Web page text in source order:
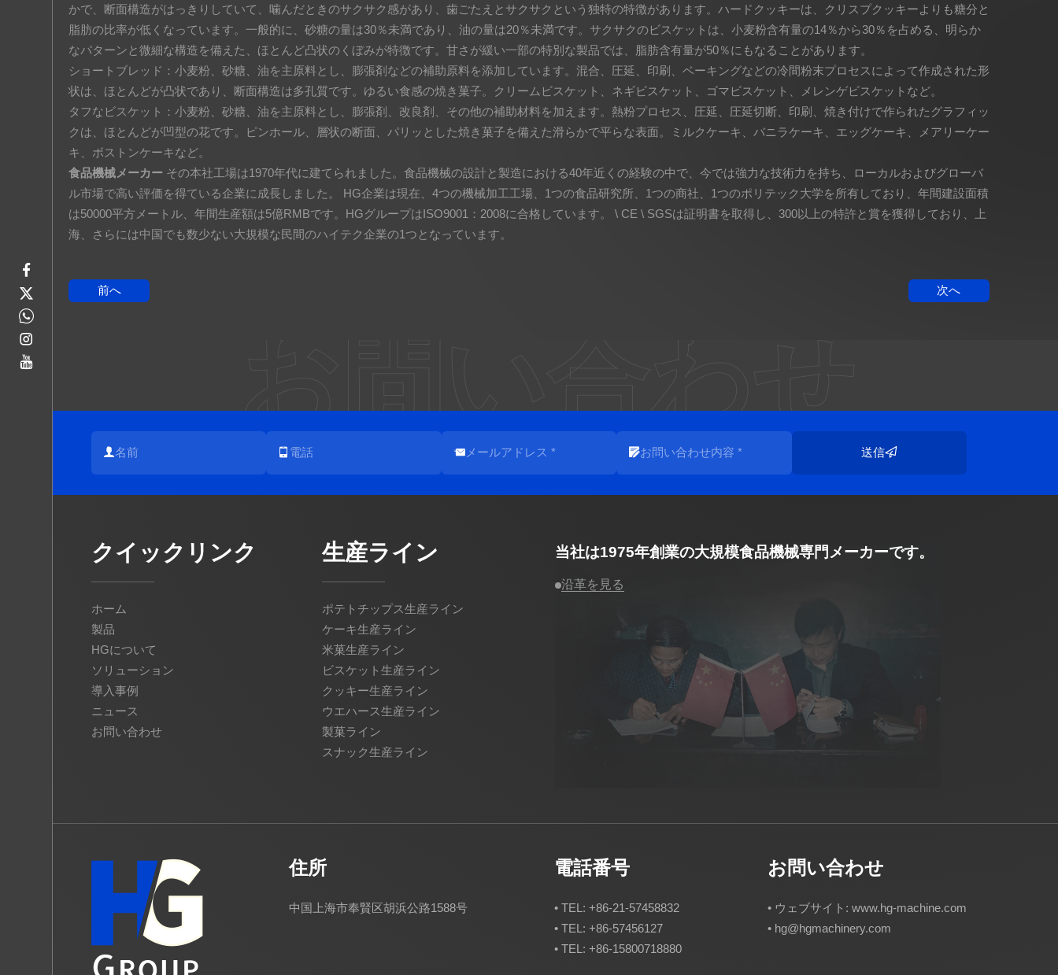
かで、断面構造がはっきりしていて、噛んだときのサクサク感があり、歯ごたえとサクサクという独特の特徴があります。ハードクッキーは、クリスプクッキーよりも糖分と
脂肪の比率が低くなっています。一般的に、砂糖の量は30％未満であり、油の量は20％未満です。サクサクのビスケットは、小麦粉含有量の14％から30％を占める、明らか
なパターンと微細な構造を備えた、ほとんど凸状のくぼみが特徴です。甘さが緩い一部の特別な製品では、脂肪含有量が50％にもなることがあります。
ショートブレッド：小麦粉、砂糖、油を主原料とし、膨張剤などの補助原料を添加しています。混合、圧延、印刷、ベーキングなどの冷間粉末プロセスによって作成された形
状は、ほとんどが凸状であり、断面構造は多孔質です。ゆるい食感の焼き菓子。クリームビスケット、ネギビスケット、ゴマビスケット、メレンゲビスケットなど。
タフなビスケット：小麦粉、砂糖、油を主原料とし、膨張剤、改良剤、その他の補助材料を加えます。熱粉プロセス、圧延、圧延切断、印刷、焼き付けで作られたグラフィッ
クは、ほとんどが凹型の花です。ピンホール、層状の断面、パリッとした焼き菓子を備えた滑らかで平らな表面。ミルクケーキ、バニラケーキ、エッグケーキ、メアリーケー
キ、ボストンケーキなど。
食品機械メーカー その本社工場は1970年代に建てられました。食品機械の設計と製造における40年近くの経験の中で、今では強力な技術力を持ち、ローカルおよびグローバ
ル市場で高い評価を得ている企業に成長しました。 HG企業は現在、4つの機械加工工場、1つの食品研究所、1つの商社、1つのポリテック大学を所有しており、年間建設面積
は50000平方メートル、年間生産額は5億RMBです。HGグループはISO9001：2008に合格しています。 \ CE \ SGSは証明書を取得し、300以上の特許と賞を獲得しており、上
海、さらには中国でも数少ない大規模な民間のハイテク企業の1つとなっています。
前へ 次へ
お問い合わせ
送信
クイックリンク
ホーム
製品
HGについて
ソリューション
導入事例
ニュース
お問い合わせ
生産ライン
ポテトチップス生産ライン
ケーキ生産ライン
米菓生産ライン
ビスケット生産ライン
クッキー生産ライン
ウエハース生産ライン
製菓ライン
スナック生産ライン
当社は1975年創業の大規模食品機械専門メーカーです。
沿革を見る
住所
中国上海市奉賢区胡浜公路1588号
電話番号
• TEL: +86-21-57458832
• TEL: +86-57456127
• TEL: +86-15800718880
お問い合わせ
• ウェブサイト: www.hg-machine.com
• hg@hgmachinery.com